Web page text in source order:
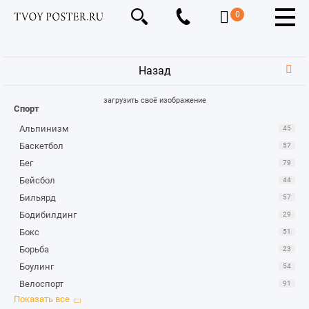
0
Назад
загрузить своё изображение
Спорт
Альпинизм
45
Баскетбол 57
Бег 79
Бейсбол 44
Бильярд 57
Бодибилдинг 29
Бокс 51
Борьба 23
Боулинг 54
Велоспорт 91
Верховая езда